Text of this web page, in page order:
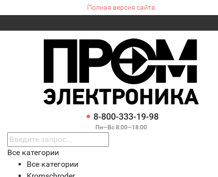
Полная версия сайта
8-800-333-19-98
Пн—Вс 8:00—18:00
Все категории
Все категории